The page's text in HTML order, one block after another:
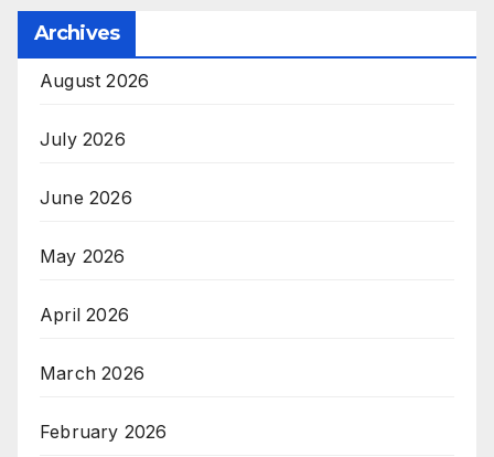
Archives
August 2026
July 2026
June 2026
May 2026
April 2026
March 2026
February 2026